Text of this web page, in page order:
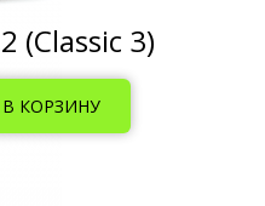
(Classic 3)